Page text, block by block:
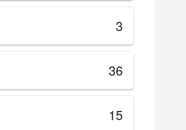
3
36
15